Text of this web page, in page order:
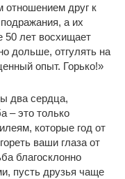
отношением друг к
а их
50 лет восхищает
дольше, отгулять на
опыт. Горько!»
два сердца,
– это только
которые год от
ваши глаза от
благосклонно
пусть друзья чаще